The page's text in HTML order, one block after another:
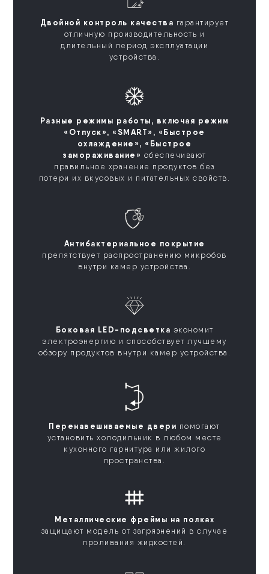
Двойной контроль качества гарантирует
отличную производительность и
длительный период эксплуатации
устройства.
Разные режимы работы, включая режим
«Отпуск», «SMART», «Быстрое
охлаждение», «Быстрое
замораживание» обеспечивают
правильное хранение продуктов без
потери их вкусовых и питательных свойств.
Антибактериальное покрытие
препятствует распространению микробов
внутри камер устройства.
Боковая LED-подсветка экономит
электроэнергию и способствует лучшему
обзору продуктов внутри камер устройства.
Перенавешиваемые двери помогают
установить холодильник в любом месте
кухонного гарнитура или жилого
пространства.
Металлические фреймы на полках
защищают модель от загрязнений в случае
проливания жидкостей.